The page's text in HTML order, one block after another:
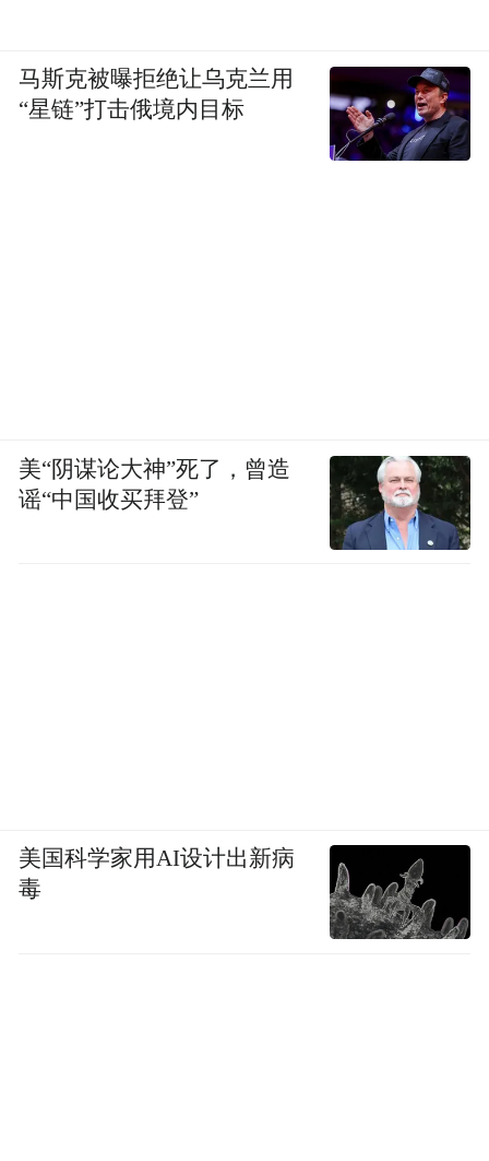
马斯克被曝拒绝让乌克兰用
“星链”打击俄境内目标
美“阴谋论大神”死了，曾造
谣“中国收买拜登”
美国科学家用AI设计出新病
毒